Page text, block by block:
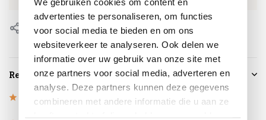
advertenties te personaliseren, om functies
voor social media te bieden en om ons
websiteverkeer te analyseren. Ook delen we
informatie over uw gebruik van onze site met
onze partners voor social media, adverteren en
analyse. Deze partners kunnen deze gegevens
combineren met andere informatie die u aan ze
Delen
Reviews
Based on 1 reviews